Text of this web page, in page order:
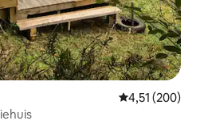
Gemiddelde
4,51 (200)